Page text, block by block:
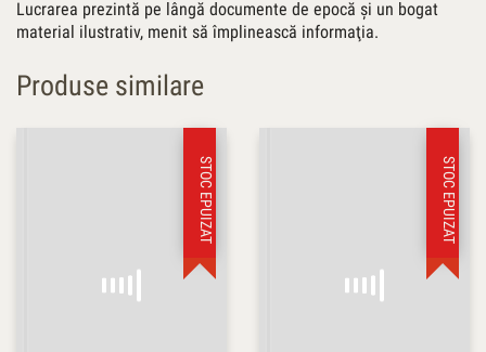
Lucrarea prezintă pe lângă documente de epocă şi un bogat
material ilustrativ, menit să împlinească informaţia.
Produse similare
STOC EPUIZAT STOC EPUIZAT